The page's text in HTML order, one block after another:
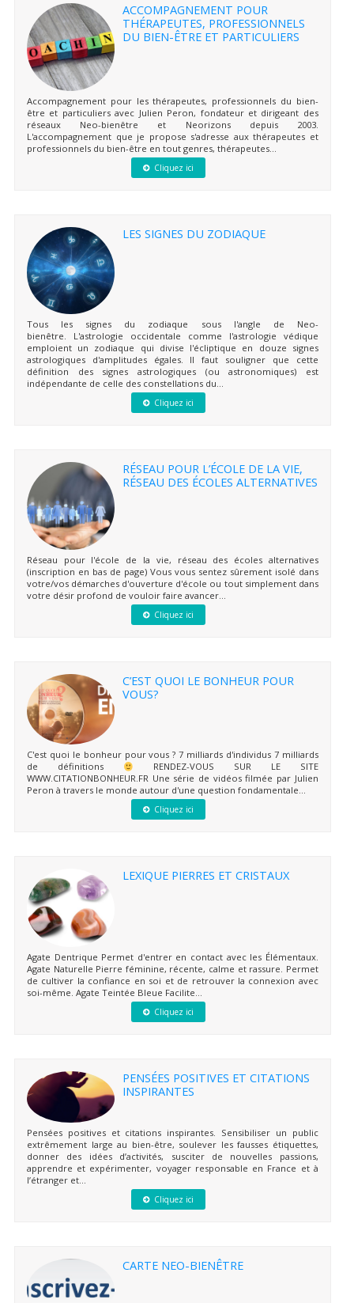
ACCOMPAGNEMENT POUR
THÉRAPEUTES, PROFESSIONNELS
DU BIEN-ÊTRE ET PARTICULIERS
Accompagnement pour les thérapeutes, professionnels du bien-
être et particuliers avec Julien Peron, fondateur et dirigeant des
réseaux Neo-bienêtre et Neorizons depuis 2003.
L'accompagnement que je propose s'adresse aux thérapeutes et
professionnels du bien-être en tout genres, thérapeutes...
Cliquez ici
LES SIGNES DU ZODIAQUE
Tous les signes du zodiaque sous l'angle de Neo-
bienêtre. L'astrologie occidentale comme l'astrologie védique
emploient un zodiaque qui divise l'écliptique en douze signes
astrologiques d'amplitudes égales. Il faut souligner que cette
définition des signes astrologiques (ou astronomiques) est
indépendante de celle des constellations du...
Cliquez ici
RÉSEAU POUR L’ÉCOLE DE LA VIE,
RÉSEAU DES ÉCOLES ALTERNATIVES
Réseau pour l'école de la vie, réseau des écoles alternatives
(inscription en bas de page) Vous vous sentez sûrement isolé dans
votre/vos démarches d'ouverture d'école ou tout simplement dans
votre désir profond de vouloir faire avancer...
Cliquez ici
C’EST QUOI LE BONHEUR POUR
VOUS?
C'est quoi le bonheur pour vous ? 7 milliards d'individus 7 milliards
de définitions
RENDEZ-VOUS SUR LE SITE
WWW.CITATIONBONHEUR.FR Une série de vidéos filmée par Julien
Peron à travers le monde autour d'une question fondamentale...
Cliquez ici
LEXIQUE PIERRES ET CRISTAUX
Agate Dentrique Permet d'entrer en contact avec les Élémentaux.
Agate Naturelle Pierre féminine, récente, calme et rassure. Permet
de cultiver la confiance en soi et de retrouver la connexion avec
soi-même. Agate Teintée Bleue Facilite...
Cliquez ici
PENSÉES POSITIVES ET CITATIONS
INSPIRANTES
Pensées positives et citations inspirantes. Sensibiliser un public
extrêmement large au bien-être, soulever les fausses étiquettes,
donner des idées d’activités, susciter de nouvelles passions,
apprendre et expérimenter, voyager responsable en France et à
l’étranger et...
Cliquez ici
CARTE NEO-BIENÊTRE